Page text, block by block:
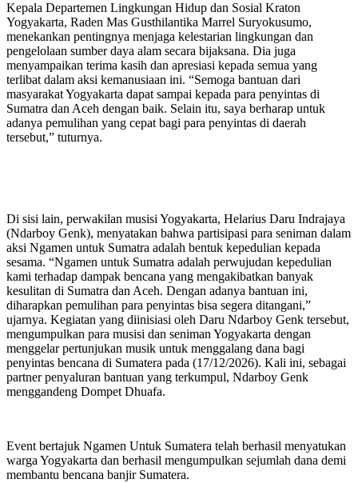
Kepala Departemen Lingkungan Hidup dan Sosial Kraton
Yogyakarta, Raden Mas Gusthilantika Marrel Suryokusumo,
menekankan pentingnya menjaga kelestarian lingkungan dan
pengelolaan sumber daya alam secara bijaksana. Dia juga
menyampaikan terima kasih dan apresiasi kepada semua yang
terlibat dalam aksi kemanusiaan ini. “Semoga bantuan dari
masyarakat Yogyakarta dapat sampai kepada para penyintas di
Sumatra dan Aceh dengan baik. Selain itu, saya berharap untuk
adanya pemulihan yang cepat bagi para penyintas di daerah
tersebut,” tuturnya.
Di sisi lain, perwakilan musisi Yogyakarta, Helarius Daru Indrajaya
(Ndarboy Genk), menyatakan bahwa partisipasi para seniman dalam
aksi Ngamen untuk Sumatra adalah bentuk kepedulian kepada
sesama. “Ngamen untuk Sumatra adalah perwujudan kepedulian
kami terhadap dampak bencana yang mengakibatkan banyak
kesulitan di Sumatra dan Aceh. Dengan adanya bantuan ini,
diharapkan pemulihan para penyintas bisa segera ditangani,”
ujarnya. Kegiatan yang diinisiasi oleh Daru Ndarboy Genk tersebut,
mengumpulkan para musisi dan seniman Yogyakarta dengan
menggelar pertunjukan musik untuk menggalang dana bagi
penyintas bencana di Sumatera pada (17/12/2026). Kali ini, sebagai
partner penyaluran bantuan yang terkumpul, Ndarboy Genk
menggandeng Dompet Dhuafa.
Event bertajuk Ngamen Untuk Sumatera telah berhasil menyatukan
warga Yogyakarta dan berhasil mengumpulkan sejumlah dana demi
membantu bencana banjir Sumatera.